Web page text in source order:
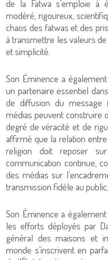
de la Fatwa s’emploie à
modéré, rigoureux,
chaos des fatwas et des
à transmettre les valeurs
et simplicité.
Son Éminence a
un partenaire essentiel
de diffusion du
médias peuvent construire
degré de véracité et de
affirmé que la relation
religion doit reposer
communication continue,
des médias sur
transmission fidèle au
Son Éminence a
les efforts déployés par
général des maisons et
monde s’inscrivent en